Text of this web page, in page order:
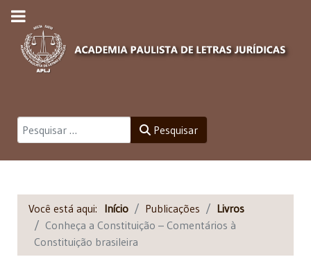
Pesquisar Pesquisar
Você está aqui: Início Publicações
Livros
Conheça a Constituição – Comentários à
Constituição brasileira